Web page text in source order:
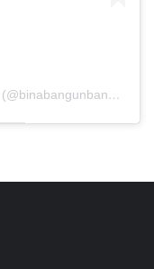
A post shared by Bina Bangun Bangsa (@binabangunbangsa)